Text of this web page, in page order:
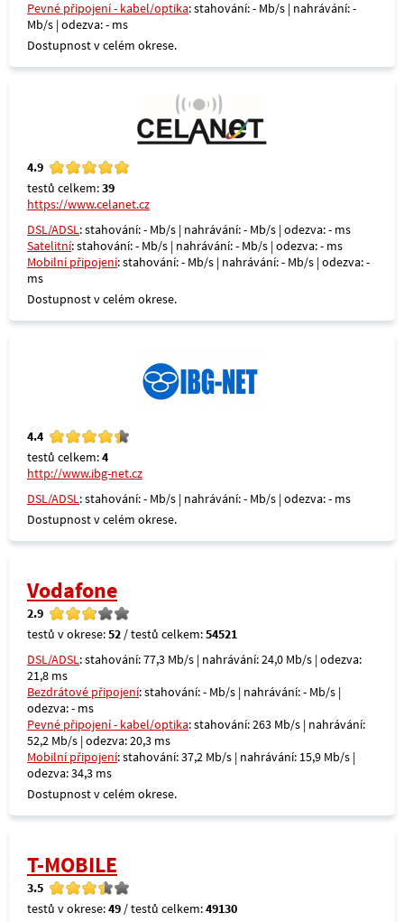
Pevné připojení - kabel/optika: stahování: - Mb/s | nahrávání: -
Mb/s | odezva: - ms
Dostupnost v celém okrese.
4.9
testů celkem:39
https://www.celanet.cz
DSL/ADSL: stahování: - Mb/s | nahrávání: - Mb/s | odezva: - ms
Satelitní: stahování: - Mb/s | nahrávání: - Mb/s | odezva: - ms
Mobilní připojení: stahování: - Mb/s | nahrávání: - Mb/s | odezva: -
ms
Dostupnost v celém okrese.
4.4
testů celkem:4
http://www.ibg-net.cz
DSL/ADSL: stahování: - Mb/s | nahrávání: - Mb/s | odezva: - ms
Dostupnost v celém okrese.
Vodafone
2.9
testů v okrese:52 / testů celkem:54521
DSL/ADSL: stahování: 77,3 Mb/s | nahrávání: 24,0 Mb/s | odezva:
21,8 ms
Bezdrátové připojení: stahování: - Mb/s | nahrávání: - Mb/s |
odezva: - ms
Pevné připojení - kabel/optika: stahování: 263 Mb/s | nahrávání:
52,2 Mb/s | odezva: 20,3 ms
Mobilní připojení: stahování: 37,2 Mb/s | nahrávání: 15,9 Mb/s |
odezva: 34,3 ms
Dostupnost v celém okrese.
T-MOBILE
3.5
testů v okrese:49 / testů celkem:49130